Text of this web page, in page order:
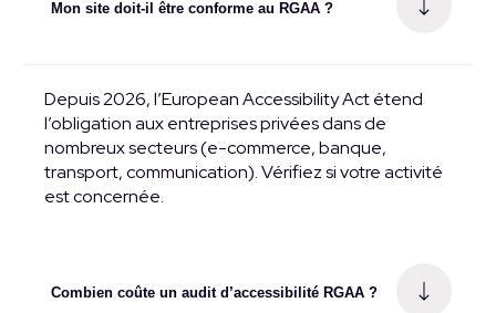
Mon site doit-il être conforme au RGAA ?
Depuis 2026, l’European Accessibility Act étend
l’obligation aux entreprises privées dans de
nombreux secteurs (e-commerce, banque,
transport, communication). Vérifiez si votre activité
est concernée.
Combien coûte un audit d’accessibilité RGAA ?